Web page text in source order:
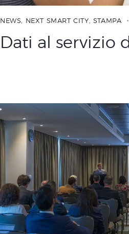
NEWS, NEXT SMART CITY, STAMPA
Dati al servizio